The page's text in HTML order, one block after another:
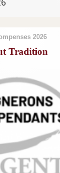
2026
Tradition